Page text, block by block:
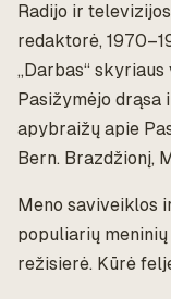
Radijo ir
redaktorė,
„Darbas“ skyriaus
Pasižymėjo drąsa
apybraižų apie
Bern. Brazdžionį,
Meno saviveiklos
populiarių
režisierė. Kūrė